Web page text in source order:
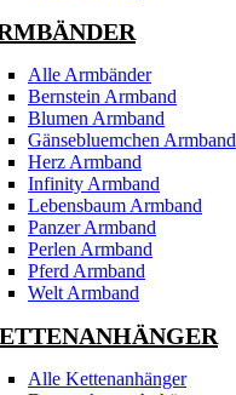
Alle Armbänder
Bernstein Armband
Blumen Armband
Gänsebluemchen Armband
Herz Armband
Infinity Armband
Lebensbaum Armband
Panzer Armband
Perlen Armband
Pferd Armband
Welt Armband
Alle Kettenanhänger